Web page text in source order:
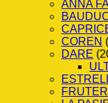
ANNA
COREN
DARE